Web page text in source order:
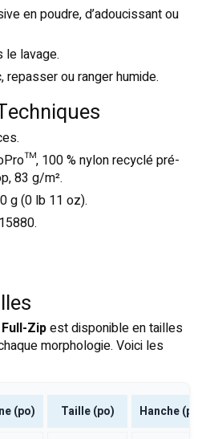
en poudre, d’adoucissant ou
le lavage.
ou ranger humide.
100 % nylon recyclé pré-
83 g/m².
g (0 lb 11 oz).
Zipest disponible en tailles
morphologie. Voici les
(po) Taille (po) Hanche (po)